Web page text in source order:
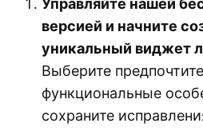
Управляйте нашей
версией и начните
уникальный виджет
Выберите
функциональные
сохраните